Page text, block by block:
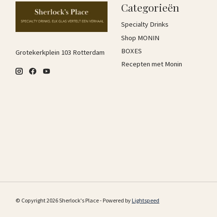
Grotekerkplein 103 Rotterdam
Categorieën
Specialty Drinks
Shop MONIN
BOXES
Recepten met Monin
© Copyright 2026 Sherlock's Place - Powered byLightspeed